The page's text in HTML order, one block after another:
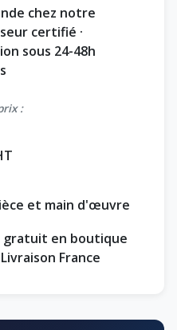
chez notre
certifié ·
sous 24-48h
:
et main d'œuvre
gratuit en boutique
Livraison France